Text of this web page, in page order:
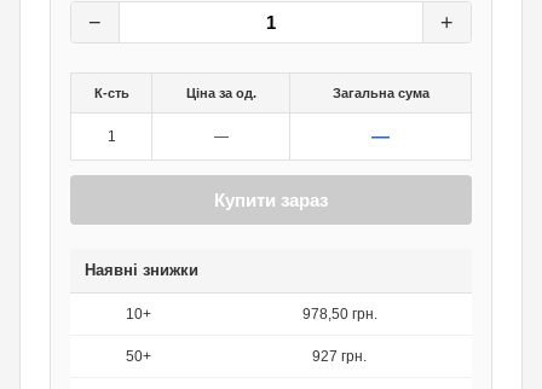
− +
К-сть Ціна за од. Загальна сума
1 — —
Купити зараз
Наявні знижки
10+ 978,50 грн.
50+ 927 грн.